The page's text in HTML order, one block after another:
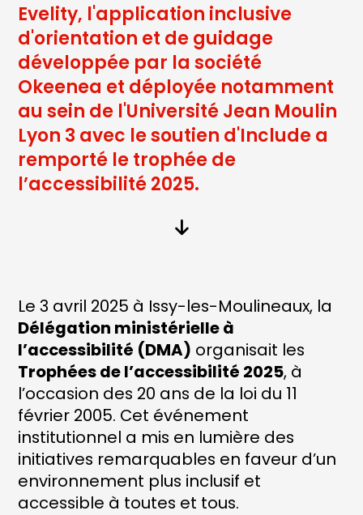
Evelity, l'application inclusive
d'orientation et de guidage
développée par la société
Okeenea et déployée notamment
au sein de l'Université Jean Moulin
Lyon 3 avec le soutien d'Include a
remporté le trophée de
l’accessibilité 2025.
Le 3 avril 2025 à Issy-les-Moulineaux, la
Délégation ministérielle à
l’accessibilité (DMA) organisait les
Trophées de l’accessibilité 2025, à
l’occasion des 20 ans de la loi du 11
février 2005. Cet événement
institutionnel a mis en lumière des
initiatives remarquables en faveur d’un
environnement plus inclusif et
accessible à toutes et tous.